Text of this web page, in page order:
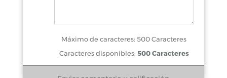
Máximo de caracteres: 500 Caracteres
Caracteres disponibles: 500 Caracteres